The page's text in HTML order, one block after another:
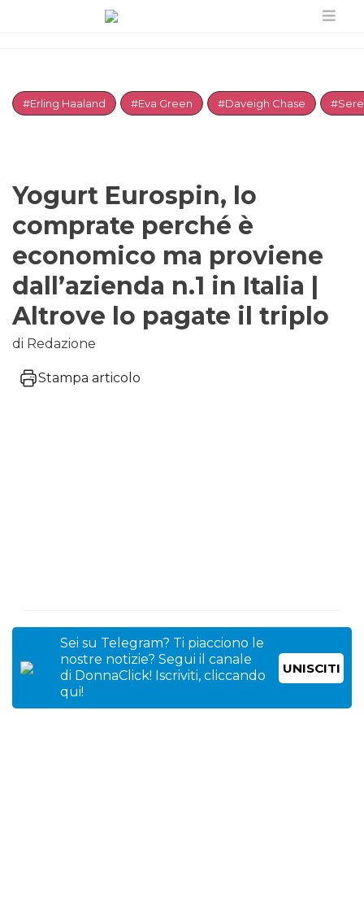
#Erling Haaland #Eva Green #Daveigh Chase
Yogurt Eurospin, lo
comprate perché è
economico ma proviene
dall’azienda n.1 in Italia |
Altrove lo pagate il triplo
di Redazione
Stampa articolo
Sei su Telegram? Ti piacciono le
nostre notizie? Segui il canale
di DonnaClick! Iscriviti, cliccando
qui!
UNISCITI